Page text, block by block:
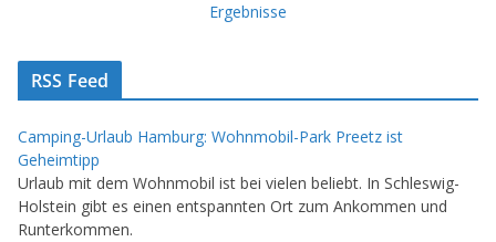
Ergebnisse
RSS Feed
Camping-Urlaub Hamburg: Wohnmobil-Park Preetz ist
Geheimtipp
Urlaub mit dem Wohnmobil ist bei vielen beliebt. In Schleswig-
Holstein gibt es einen entspannten Ort zum Ankommen und
Runterkommen.